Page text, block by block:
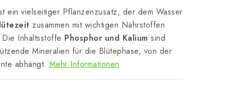
ein vielseitiger Pflanzenzusatz, der dem Wasser
zusammen mit wichtigen Nährstoffen
Inhaltsstoffe Phosphor und Kalium sind
Mineralien für die Blütephase, von der
abhängt. Mehr Informationen